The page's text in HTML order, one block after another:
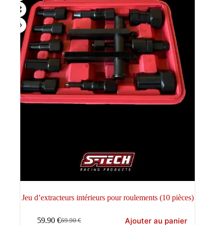
Jeu d’extracteurs intérieurs pour roulements (10 pièces)
69.90€
59.90 € Ajouter au panier